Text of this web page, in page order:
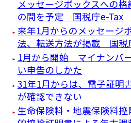
メッセージボックスへの格
の間を予定 国税庁e-Tax
来年1月からのメッセージ
法、転送方法が掲載 国税
1月から開始 マイナンバ
い申告のしかた
31年1月からは、電子証明
が確認できない
生命保険料・地震保険料